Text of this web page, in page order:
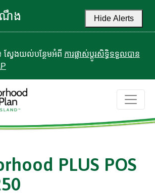
ណឹង Hide Alerts
ស្វែងយល់បន្ថែមអំពី ការផ្លាស់ប្តូរសិទ្ធិទទួលបាន
PLUS POS